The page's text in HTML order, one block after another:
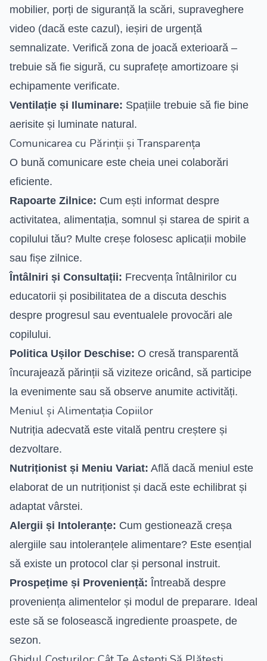
mobilier, porți de siguranță la scări, supraveghere
video (dacă este cazul), ieșiri de urgență
semnalizate. Verifică zona de joacă exterioară –
trebuie să fie sigură, cu suprafețe amortizoare și
echipamente verificate.
Ventilație și Iluminare: Spațiile trebuie să fie bine
aerisite și luminate natural.
Comunicarea cu Părinții și Transparența
O bună comunicare este cheia unei colaborări
eficiente.
Rapoarte Zilnice: Cum ești informat despre
activitatea, alimentația, somnul și starea de spirit a
copilului tău? Multe creșe folosesc aplicații mobile
sau fișe zilnice.
Întâlniri și Consultații: Frecvența întâlnirilor cu
educatorii și posibilitatea de a discuta deschis
despre progresul sau eventualele provocări ale
copilului.
Politica Ușilor Deschise: O cresă transparentă
încurajează părinții să viziteze oricând, să participe
la evenimente sau să observe anumite activități.
Meniul și Alimentația Copiilor
Nutriția adecvată este vitală pentru creștere și
dezvoltare.
Nutriționist și Meniu Variat: Află dacă meniul este
elaborat de un nutriționist și dacă este echilibrat și
adaptat vârstei.
Alergii și Intoleranțe: Cum gestionează creșa
alergiile sau intoleranțele alimentare? Este esențial
să existe un protocol clar și personal instruit.
Prospețime și Proveniență: Întreabă despre
proveniența alimentelor și modul de preparare. Ideal
este să se folosească ingrediente proaspete, de
sezon.